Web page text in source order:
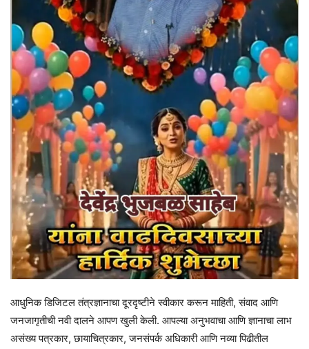
आधुनिक डिजिटल तंत्रज्ञानाचा दूरदृष्टीने स्वीकार करून माहिती, संवाद आणि
जनजागृतीची नवी दालने आपण खुली केली. आपल्या अनुभवाचा आणि ज्ञानाचा लाभ
असंख्य पत्रकार, छायाचित्रकार, जनसंपर्क अधिकारी आणि नव्या पिढीतील